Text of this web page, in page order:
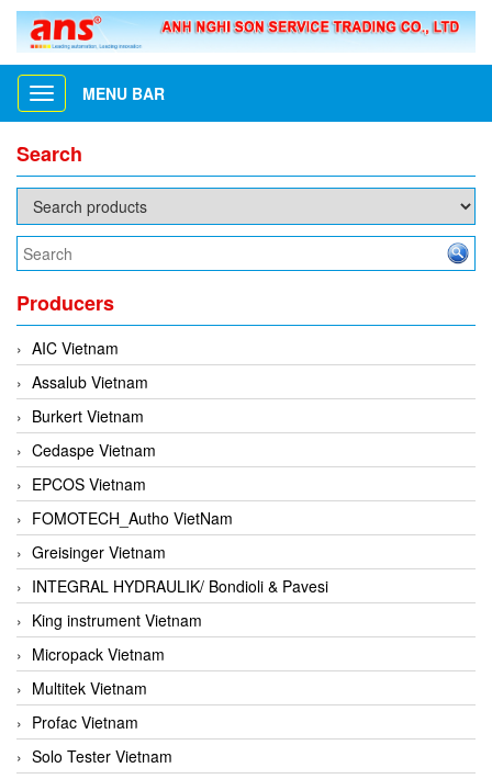
Toggle
navigation
MENU BAR
Search
Producers
AIC Vietnam
Assalub Vietnam
Burkert Vietnam
Cedaspe Vietnam
EPCOS Vietnam
FOMOTECH_Autho VietNam
Greisinger Vietnam
INTEGRAL HYDRAULIK/ Bondioli & Pavesi
King instrument Vietnam
Micropack Vietnam
Multitek Vietnam
Profac Vietnam
Solo Tester Vietnam